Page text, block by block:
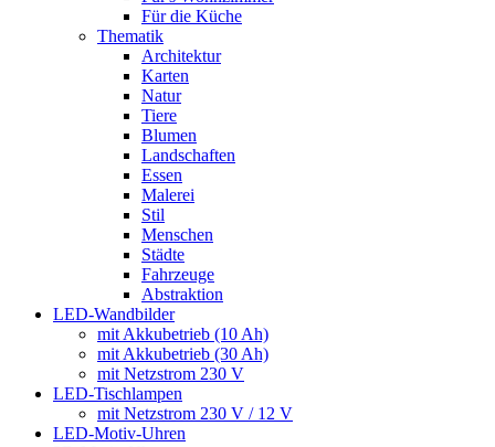
Für die Küche
Thematik
Architektur
Karten
Natur
Tiere
Blumen
Landschaften
Essen
Malerei
Stil
Menschen
Städte
Fahrzeuge
Abstraktion
LED-Wandbilder
mit Akkubetrieb (10 Ah)
mit Akkubetrieb (30 Ah)
mit Netzstrom 230 V
LED-Tischlampen
mit Netzstrom 230 V / 12 V
LED-Motiv-Uhren